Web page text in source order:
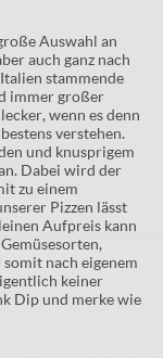
Auswahl an
auch ganz nach
stammende
immer großer
wenn es denn
verstehen.
und knusprigem
Dabei wird der
zu einem
Pizzen lässt
Aufpreis kann
somit nach eigenem
keiner
Dip und merke wie